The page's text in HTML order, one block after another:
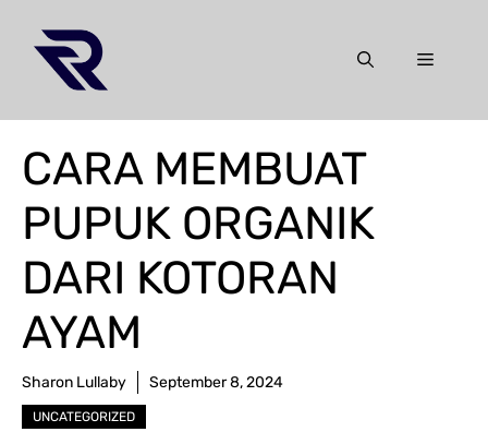
content
Menu
CARA MEMBUAT
PUPUK ORGANIK
DARI KOTORAN
AYAM
Sharon Lullaby September 8, 2024
UNCATEGORIZED